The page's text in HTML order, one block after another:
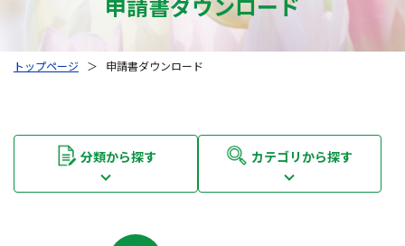
トップページ ＞ 申請書ダウンロード
分類から探す カテゴリから探す